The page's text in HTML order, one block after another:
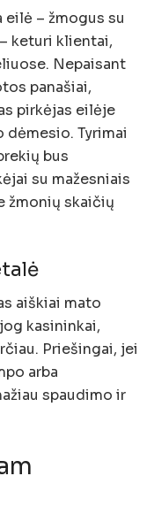
eilė – žmogus su
keturi klientai,
Nepaisant
panašiai,
pirkėjas eilėje
Tyrimai
bus
su mažesniais
žmonių skaičių
aiškiai mato
kasininkai,
Priešingai, jei
arba
spaudimo ir